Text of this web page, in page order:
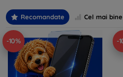
Recomandate Cel mai
-10% -